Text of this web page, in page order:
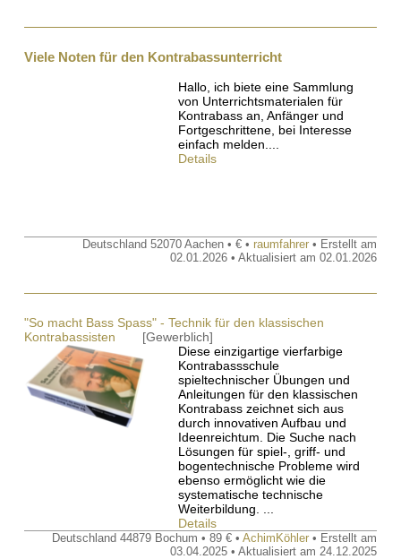
Viele Noten für den Kontrabassunterricht
Hallo, ich biete eine Sammlung
von Unterrichtsmaterialen für
Kontrabass an, Anfänger und
Fortgeschrittene, bei Interesse
einfach melden....
Details
Deutschland 52070 Aachen • € • raumfahrer • Erstellt am
02.01.2026 • Aktualisiert am 02.01.2026
"So macht Bass Spass" - Technik für den klassischen
Kontrabassisten
Diese einzigartige vierfarbige
Kontrabassschule
spieltechnischer Übungen und
Anleitungen für den klassischen
Kontrabass zeichnet sich aus
durch innovativen Aufbau und
Ideenreichtum. Die Suche nach
Lösungen für spiel-, griff- und
bogentechnische Probleme wird
ebenso ermöglicht wie die
systematische technische
Weiterbildung. ...
Details
Deutschland 44879 Bochum • 89 € • AchimKöhler • Erstellt am
03.04.2025 • Aktualisiert am 24.12.2025